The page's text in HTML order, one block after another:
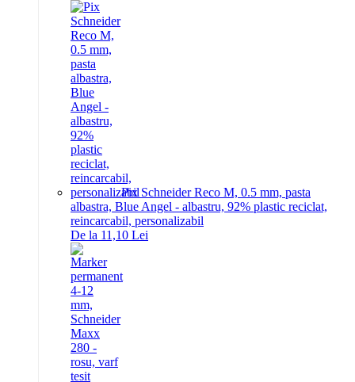
Pix Schneider Reco M, 0.5 mm, pasta
albastra, Blue Angel - albastru, 92% plastic reciclat,
reincarcabil, personalizabil
De la 11,10 Lei